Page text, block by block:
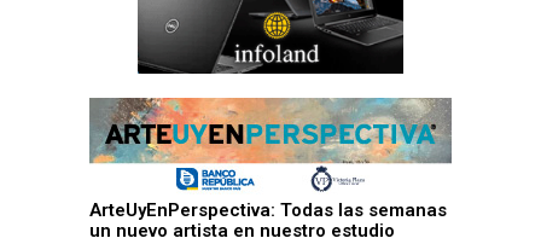
ArteUyEnPerspectiva: Todas las semanas
un nuevo artista en nuestro estudio